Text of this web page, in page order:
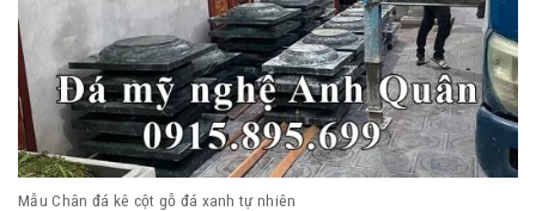
Mẫu Chân đá kê cột gỗ đá xanh tự nhiên